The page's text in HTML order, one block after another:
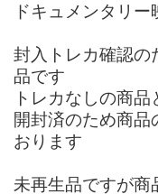
ドキュメンタリー
封入トレカ確認の
品です
トレカなしの商品
開封済のため商品
おります
未再生品ですが商